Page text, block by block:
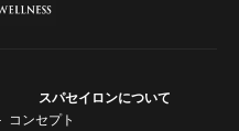
スパセイロンについて
コンセプト